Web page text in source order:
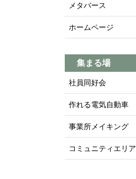
メタバース
ホームページ
集まる場
社員同好会
作れる電気自動車
事業所メイキング
コミュニティエリア